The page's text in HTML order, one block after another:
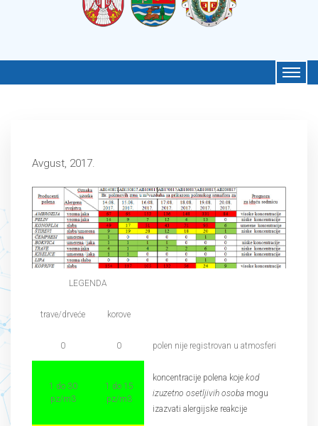
Avgust, 2017.
LEGENDA
trave/drveće korove
0 0 polen nije registrovan u atmosferi
1 do 30
pz/m3
1 do 15
pz/m3
koncentracije polena koje kod
izuzetno osetljivih osoba mogu
izazvati alergijske reakcije